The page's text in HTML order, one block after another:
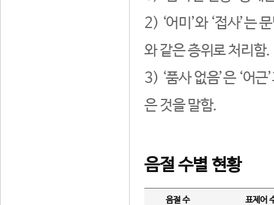
2) ‘어미’와 ‘접사’는
와 같은 층위로 처리함.
3) ‘품사 없음’은 ‘어
은 것을 말함.
음절 수별 현황
음절 수 표제어